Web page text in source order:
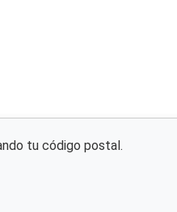
tu código postal.